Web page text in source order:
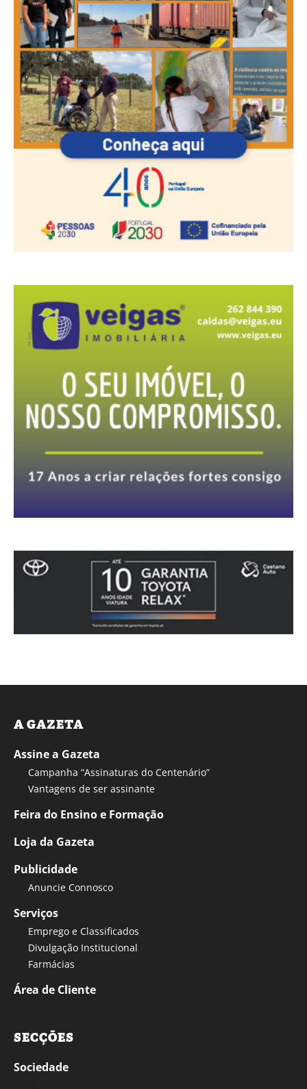
A GAZETA
Assine a Gazeta
Campanha “Assinaturas do Centenário”
Vantagens de ser assinante
Feira do Ensino e Formação
Loja da Gazeta
Publicidade
Anuncie Connosco
Serviços
Emprego e Classificados
Divulgação Institucional
Farmácias
Área de Cliente
SECÇÕES
Sociedade